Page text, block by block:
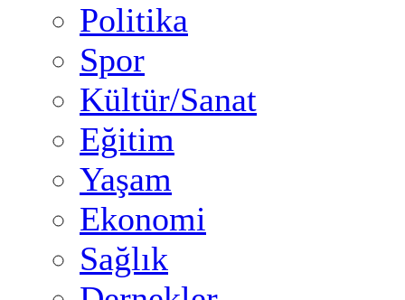
Politika
Spor
Kültür/Sanat
Eğitim
Yaşam
Ekonomi
Sağlık